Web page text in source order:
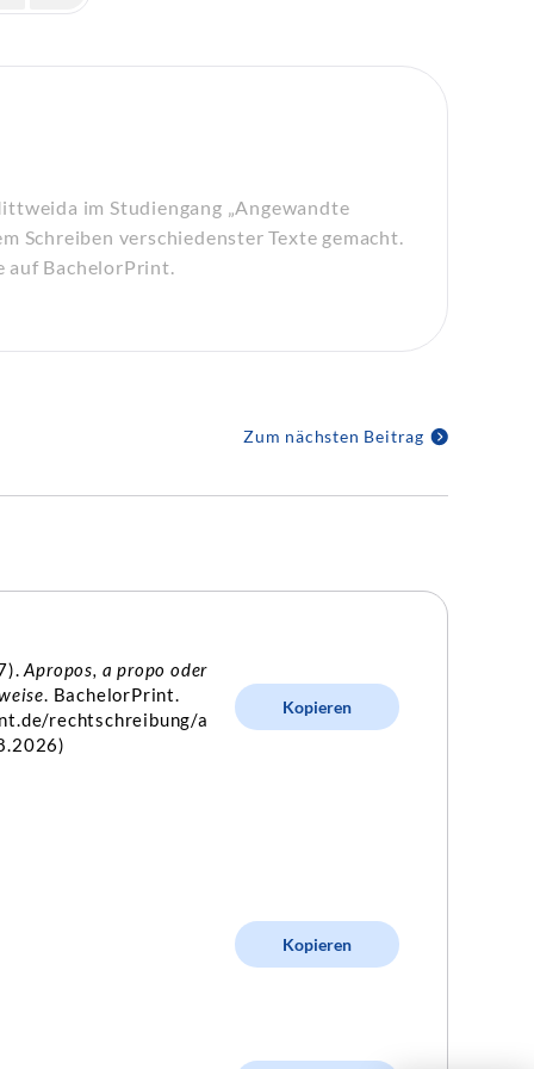
im Studiengang „Angewandte
Schreiben verschiedenster Texte gemacht.
BachelorPrint.
Zum nächsten Beitrag
Apropos, a propo oder
. BachelorPrint.
rechtschreibung/a
Kopieren
Kopieren